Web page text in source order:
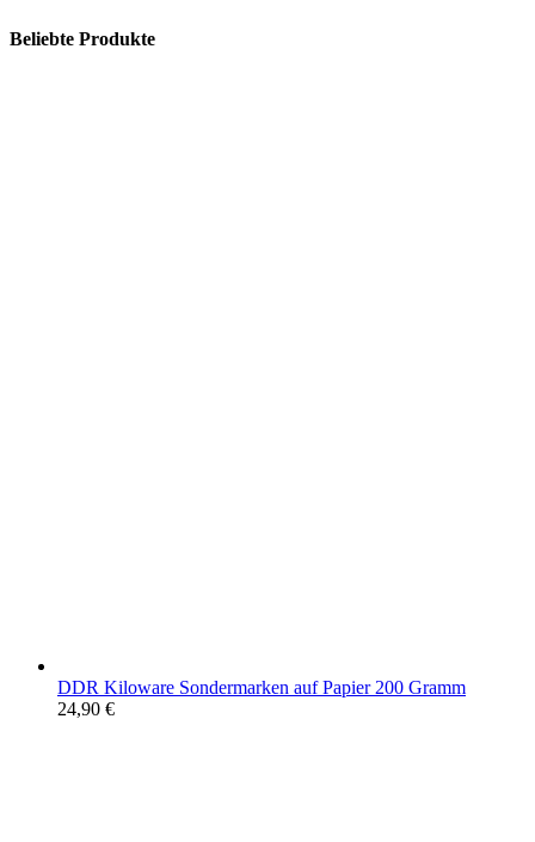
Beliebte Produkte
DDR Kiloware Sondermarken auf Papier 200 Gramm
24,90 €